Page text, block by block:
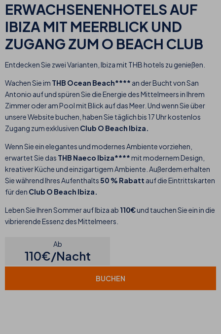
ERWACHSENENHOTELS AUF
IBIZA MIT MEERBLICK UND
ZUGANG ZUM O BEACH CLUB
Entdecken Sie zwei Varianten, Ibiza mit THB hotels zu genießen.
Wachen Sie im THB Ocean Beach**** an der Bucht von San
Antonio auf und spüren Sie die Energie des Mittelmeers in Ihrem
Zimmer oder am Pool mit Blick auf das Meer. Und wenn Sie über
unsere Website buchen, haben Sie täglich bis 17 Uhr kostenlos
Zugang zum exklusiven Club O Beach Ibiza.
Wenn Sie ein elegantes und modernes Ambiente vorziehen,
erwartet Sie das THB Naeco Ibiza****mit modernem Design,
kreativer Küche und einzigartigem Ambiente. Außerdem erhalten
Sie während Ihres Aufenthalts50 % Rabatt auf die Eintrittskarten
für den Club O Beach Ibiza.
Leben Sie Ihren Sommer auf Ibiza ab 110€und tauchen Sie ein in die
vibrierende Essenz des Mittelmeers.
Ab
110€/Nacht
BUCHEN